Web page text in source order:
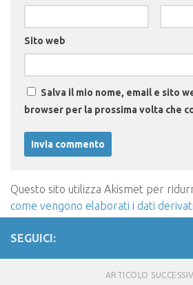
Sito web
Salva il mio nome, email e sito
browser per la prossima volta che
Questo sito utilizza Akismet per
come vengono elaborati i dati
SEGUICI:
ARTICOLO